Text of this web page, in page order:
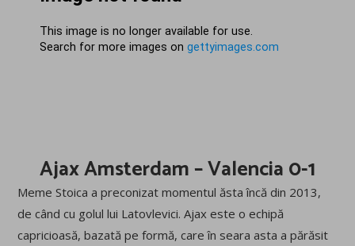
Ajax Amsterdam – Valencia 0-1
Meme Stoica a preconizat momentul ăsta încă din 2013,
de când cu golul lui Latovlevici. Ajax este o echipă
capricioasă, bazată pe formă, care în seara asta a părăsit